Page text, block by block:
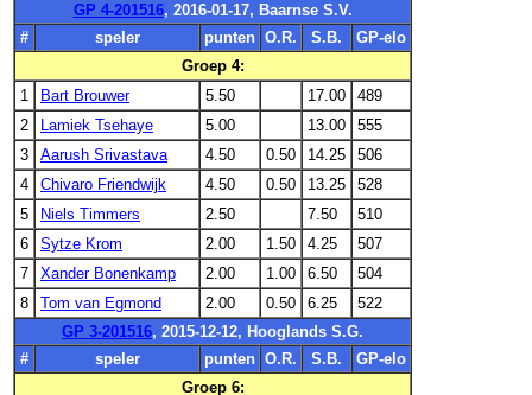
GP 4-201516, 2016-01-17, Baarnse S.V.
#
speler punten O.R. S.B.
GP-elo
Groep 4:
1
Bart Brouwer 5.50 17.00
489
2
Lamiek Tsehaye 5.00 13.00
555
3
Aarush Srivastava 4.50 0.50 14.25
506
4
Chivaro Friendwijk 4.50 0.50 13.25
528
5
Niels Timmers 2.50 7.50
510
6
Sytze Krom 2.00 1.50 4.25
507
7
Xander Bonenkamp 2.00 1.00 6.50
504
8
Tom van Egmond 2.00 0.50 6.25
522
GP 3-201516, 2015-12-12, Hooglands S.G.
#
speler punten O.R. S.B.
GP-elo
Groep 6: